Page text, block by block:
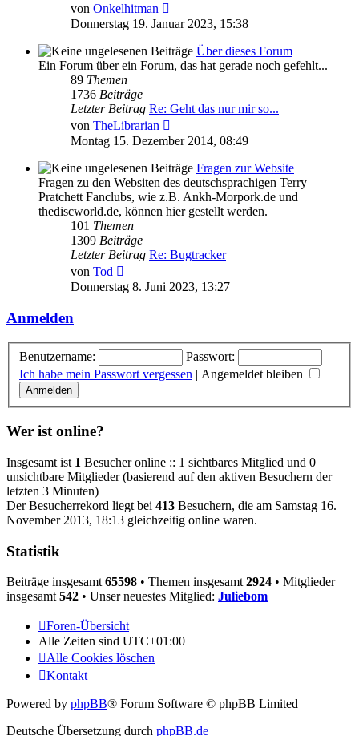
von Onkelhitman
Beitrag
Donnerstag 19. Januar 2023, 15:38
Über dieses Forum
Ein Forum über ein Forum, das hat gerade noch gefehlt...
89 Themen
1736 Beiträge
Letzter Beitrag Re: Geht das nur mir so...
von TheLibrarian
Beitrag
Montag 15. Dezember 2014, 08:49
Fragen zur Website
Fragen zu den Websiten des deutschsprachigen Terry
Pratchett Fanclubs, wie z.B. Ankh-Morpork.de und
thediscworld.de, können hier gestellt werden.
101 Themen
1309 Beiträge
Letzter Beitrag Re: Bugtracker
von Tod
Beitrag
Donnerstag 8. Juni 2023, 13:27
Anmelden
Benutzername:
Passwort:
Ich habe mein Passwort vergessen | Angemeldet bleiben
Wer ist online?
Insgesamt ist 1 Besucher online :: 1 sichtbares Mitglied und 0
unsichtbare Mitglieder (basierend auf den aktiven Besuchern der
letzten 3 Minuten)
Der Besucherrekord liegt bei 413 Besuchern, die am Samstag 16.
November 2013, 18:13 gleichzeitig online waren.
Statistik
Beiträge insgesamt 65598 • Themen insgesamt 2924 • Mitglieder
insgesamt 542 • Unser neuestes Mitglied: Juliebom
Foren-Übersicht
Alle Zeiten sind UTC+01:00
Alle Cookies löschen
Kontakt
Powered by phpBB® Forum Software © phpBB Limited
Deutsche Übersetzung durch phpBB.de